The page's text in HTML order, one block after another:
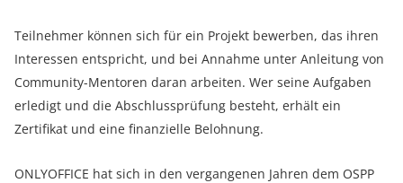
Teilnehmer können sich für ein Projekt bewerben, das ihren
Interessen entspricht, und bei Annahme unter Anleitung von
Community-Mentoren daran arbeiten. Wer seine Aufgaben
erledigt und die Abschlussprüfung besteht, erhält ein
Zertifikat und eine finanzielle Belohnung.
ONLYOFFICE hat sich in den vergangenen Jahren dem OSPP